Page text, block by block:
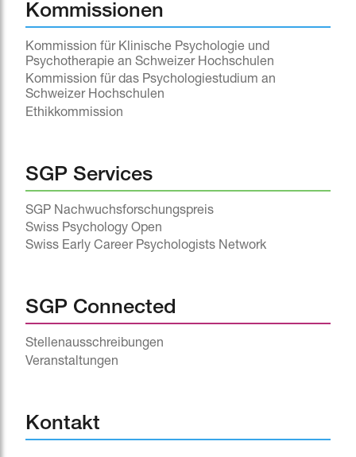
Kommissionen
Kommission für Klinische Psychologie und
Psychotherapie an Schweizer Hochschulen
Kommission für das Psychologiestudium an
Schweizer Hochschulen
Ethikkommission
SGP Services
SGP Nachwuchsforschungspreis
Swiss Psychology Open
Swiss Early Career Psychologists Network
SGP Connected
Stellenausschreibungen
Veranstaltungen
Kontakt